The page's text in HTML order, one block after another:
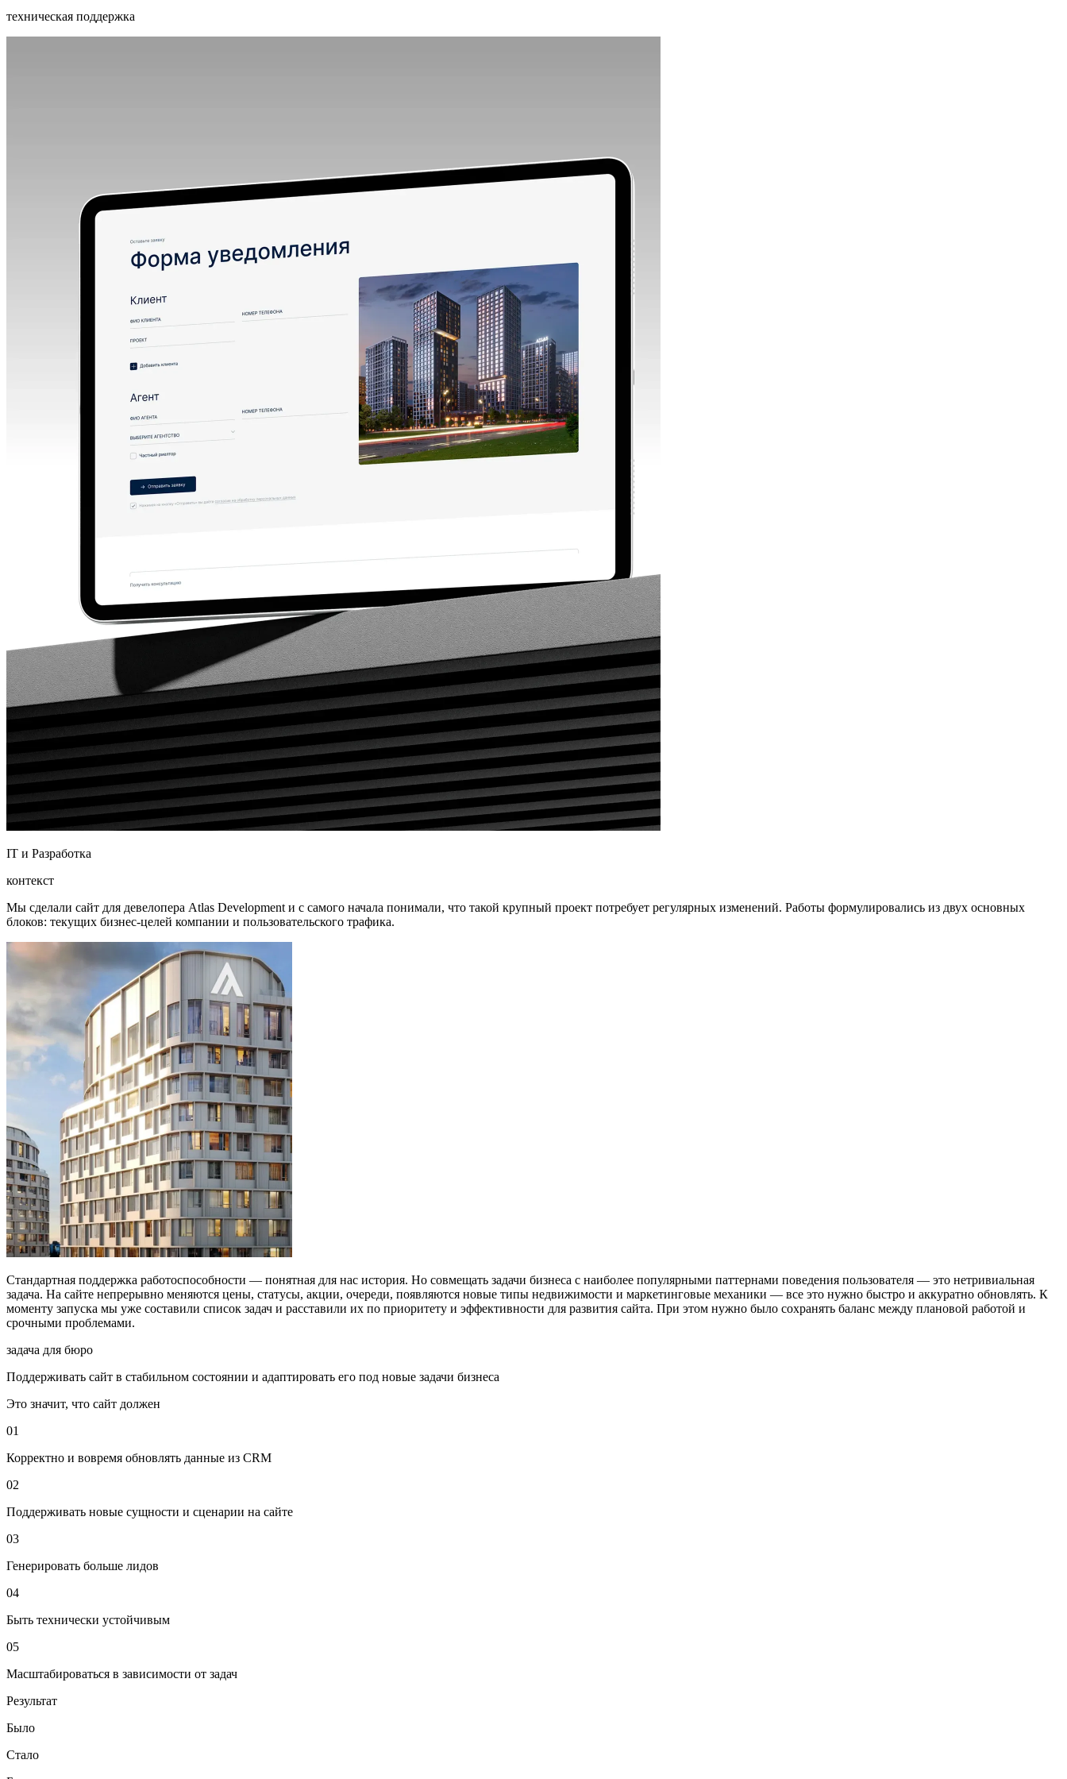
техническая поддержка
IT и Разработка
контекст
Мы сделали сайт для девелопера Atlas Development и с самого начала понимали, что такой крупный проект потребует регулярных изменений. Работы формулировались из двух основных
блоков: текущих бизнес-целей компании и пользовательского трафика.
Стандартная поддержка работоспособности — понятная для нас история. Но совмещать задачи бизнеса с наиболее популярными паттернами поведения пользователя — это нетривиальная
задача. На сайте непрерывно меняются цены, статусы, акции, очереди, появляются новые типы недвижимости и маркетинговые механики — все это нужно быстро и аккуратно обновлять. К
моменту запуска мы уже составили список задач и расставили их по приоритету и эффективности для развития сайта. При этом нужно было сохранять баланс между плановой работой и
срочными проблемами.
задача для бюро
Поддерживать сайт в стабильном состоянии и адаптировать его под новые задачи бизнеса
Это значит, что сайт должен
01
Корректно и вовремя обновлять данные из CRM
02
Поддерживать новые сущности и сценарии на сайте
03
Генерировать больше лидов
04
Быть технически устойчивым
05
Масштабироваться в зависимости от задач
Результат
Было
Стало